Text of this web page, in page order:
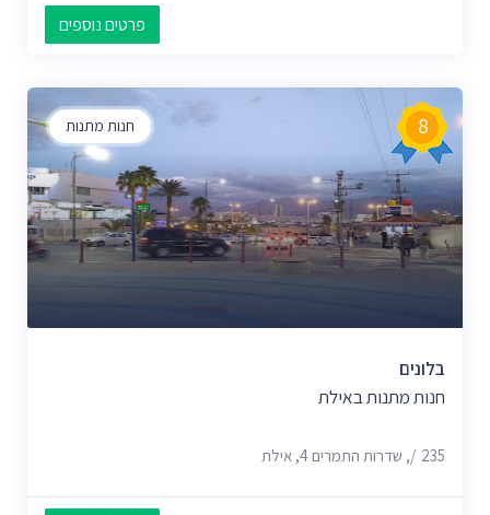
פרטים נוספים
חנות מתנות 8
בלונים
חנות מתנות באילת
235/, שדרות התמרים 4, אילת